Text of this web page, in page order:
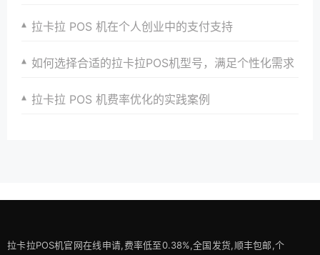
拉卡拉 POS 机在个人创业中的支付支持
如何选择合适的拉卡拉POS机型号，满足个性化需求
拉卡拉 POS 机费率优化的实践案例
拉卡拉POS机官网在线申请,费率低至0.38%,全国发货,顺丰包邮,个